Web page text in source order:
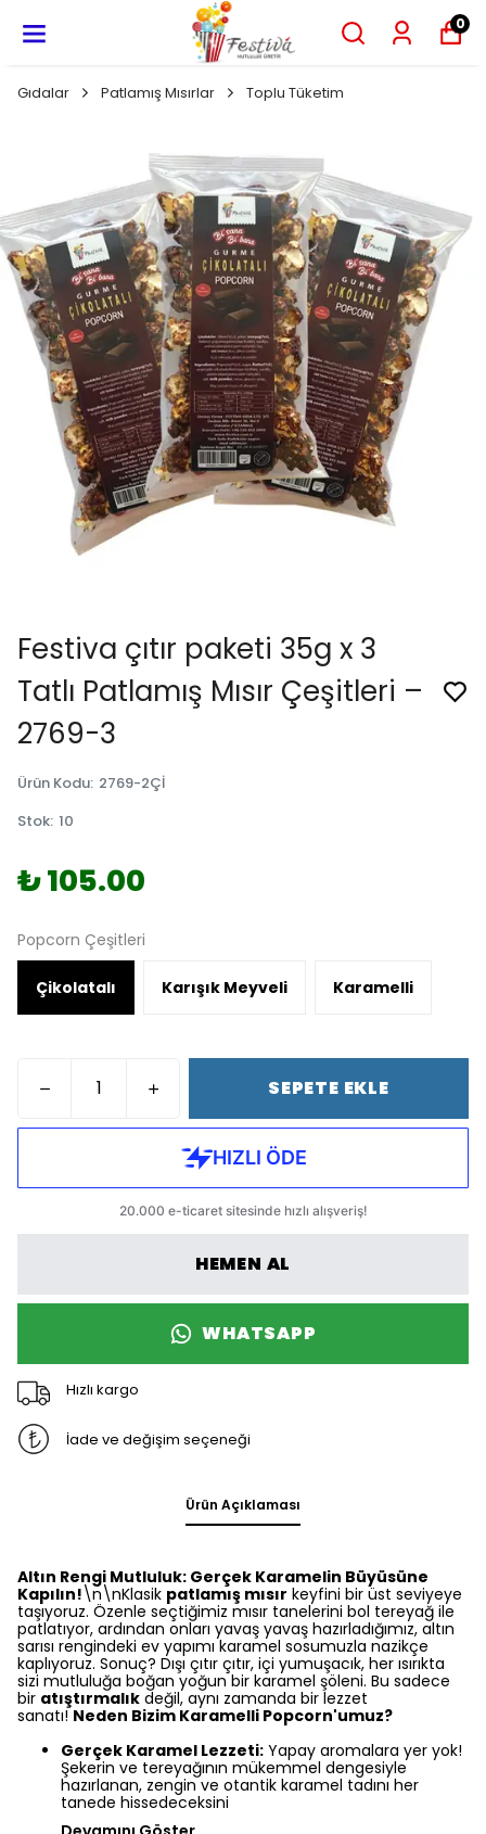
0
Gıdalar Patlamış Mısırlar Toplu Tüketim
Festiva çıtır paketi 35g x 3
Tatlı Patlamış Mısır Çeşitleri –
2769-3
Ürün Kodu: 2769-2Çİ
Stok: 10
₺ 105.00
Popcorn Çeşitleri
Çikolatalı Karışık Meyveli Karamelli
SEPETE EKLE
HEMEN AL
WHATSAPP
Hızlı kargo
İade ve değişim seçeneği
Ürün Açıklaması
Altın Rengi Mutluluk: Gerçek Karamelin Büyüsüne
Kapılın!\n\nKlasik patlamış mısır keyfini bir üst seviyeye
taşıyoruz. Özenle seçtiğimiz mısır tanelerini bol tereyağ ile
patlatıyor, ardından onları yavaş yavaş hazırladığımız, altın
sarısı rengindeki ev yapımı karamel sosumuzla nazikçe
kaplıyoruz. Sonuç? Dışı çıtır çıtır, içi yumuşacık, her ısırıkta
sizi mutluluğa boğan yoğun bir karamel şöleni. Bu sadece
bir atıştırmalık değil, aynı zamanda bir lezzet
sanatı! Neden Bizim Karamelli Popcorn'umuz?
Gerçek Karamel Lezzeti: Yapay aromalara yer yok!
Şekerin ve tereyağının mükemmel dengesiyle
hazırlanan, zengin ve otantik karamel tadını her
tanede hissedeceksini